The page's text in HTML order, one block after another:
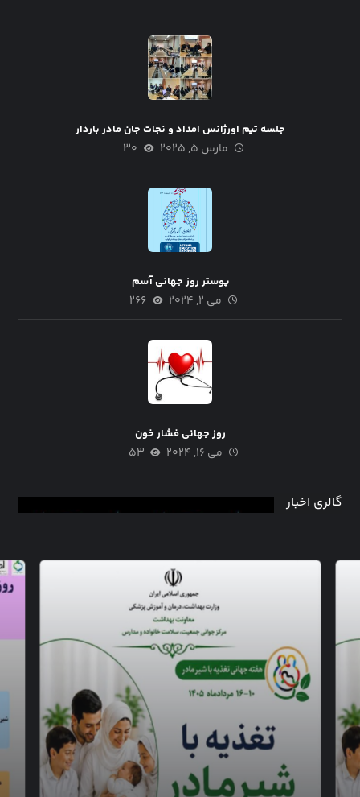
جلسه تیم اورژانس امداد و نجات جان مادر باردار
مارس ۵, ۲۰۲۵ ۳۰
پوستر روز جهانی آسم
می ۲, ۲۰۲۴ ۲۶۶
روز جهانی فشار خون
می ۱۶, ۲۰۲۴ ۵۳
گالری اخبار